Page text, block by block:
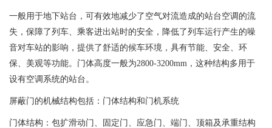
一般用于地下站台，可有效地减少了空气对流造成的站台空调的流
失，保障了列车、乘客进出站时的安全，降低了列车运行产生的噪
音对车站的影响，提供了舒适的候车环境，具有节能、安全、环
保、美观等功能。门体高度一般为2800-3200mm，这种结构多用于
设有空调系统的站台。
屏蔽门的机械结构包括：门体结构和门机系统
门体结构：包扩滑动门、固定门、应急门、端门、顶箱及承重结构